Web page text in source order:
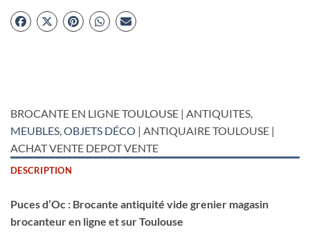
BROCANTE EN LIGNE TOULOUSE | ANTIQUITES,
MEUBLES,OBJETS DÉCO | ANTIQUAIRE TOULOUSE |
ACHAT VENTE DEPOT VENTE
DESCRIPTION
Puces d’Oc : Brocante antiquité vide grenier magasin
brocanteur en ligne et sur Toulouse